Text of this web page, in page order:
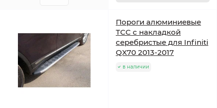
Пороги алюминиевые
ТСС с накладкой
серебристые для Infiniti
QX70 2013-2017
в наличии